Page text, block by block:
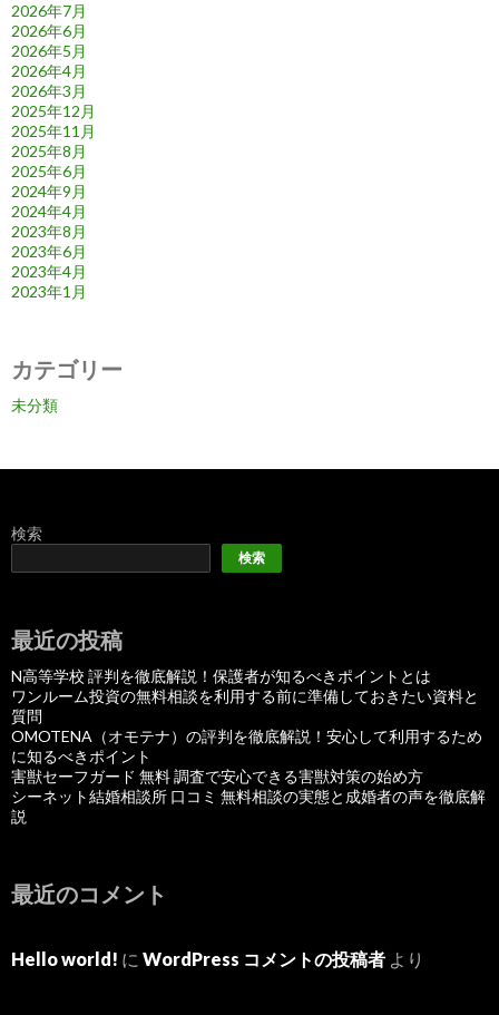
2026年7月
2026年6月
2026年5月
2026年4月
2026年3月
2025年12月
2025年11月
2025年8月
2025年6月
2024年9月
2024年4月
2023年8月
2023年6月
2023年4月
2023年1月
カテゴリー
未分類
検索
検索
最近の投稿
N高等学校 評判を徹底解説！保護者が知るべきポイントとは
ワンルーム投資の無料相談を利用する前に準備しておきたい資料と
質問
OMOTENA（オモテナ）の評判を徹底解説！安心して利用するため
に知るべきポイント
害獣セーフガード 無料 調査で安心できる害獣対策の始め方
シーネット結婚相談所 口コミ 無料相談の実態と成婚者の声を徹底解
説
最近のコメント
Hello world! に WordPress コメントの投稿者 より